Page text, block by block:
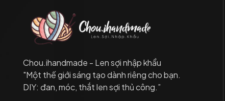
Chou.ihandmade - Len sợi nhập khẩu
"Một thế giới sáng tạo dành riêng cho bạn.
DIY: đan, móc, thắt len sợi thủ công.”